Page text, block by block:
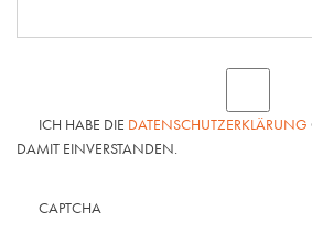
ICH HABE DIE DATENSCHUTZERKLÄRUNG
DAMIT EINVERSTANDEN.
CAPTCHA